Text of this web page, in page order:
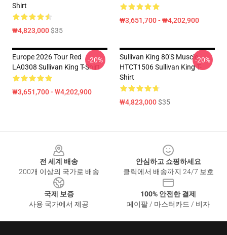
Shirt
₩4,823,000$35
₩3,651,700 - ₩4,202,900
Europe 2026 Tour Red
LA0308 Sullivan King T-Shirt
₩3,651,700 - ₩4,202,900
-20%
Sullivan King 80's Muscle
HTCT1506 Sullivan King T-
Shirt
₩4,823,000$35
-20%
전 세계 배송
200개 이상의 국가로 배송
안심하고 쇼핑하세요
클릭에서 배송까지 24/7 보호
국제 보증
사용 국가에서 제공
100% 안전한 결제
페이팔 / 마스터카드 / 비자